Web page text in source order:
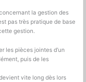
la gestion des
pas très pratique de base
gestion.
les pièces jointes d’un
puis de les
vite long dès lors